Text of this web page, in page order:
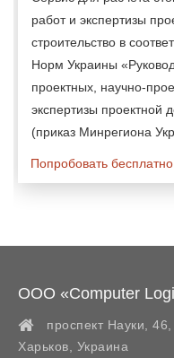
работ и экспертизы
строительство в
Норм Украины
проектных, научно-
экспертизы проектной
(приказ Минрегиона
Попробовать
ООО «Computer
проспект Науки,
Харьков
Украина